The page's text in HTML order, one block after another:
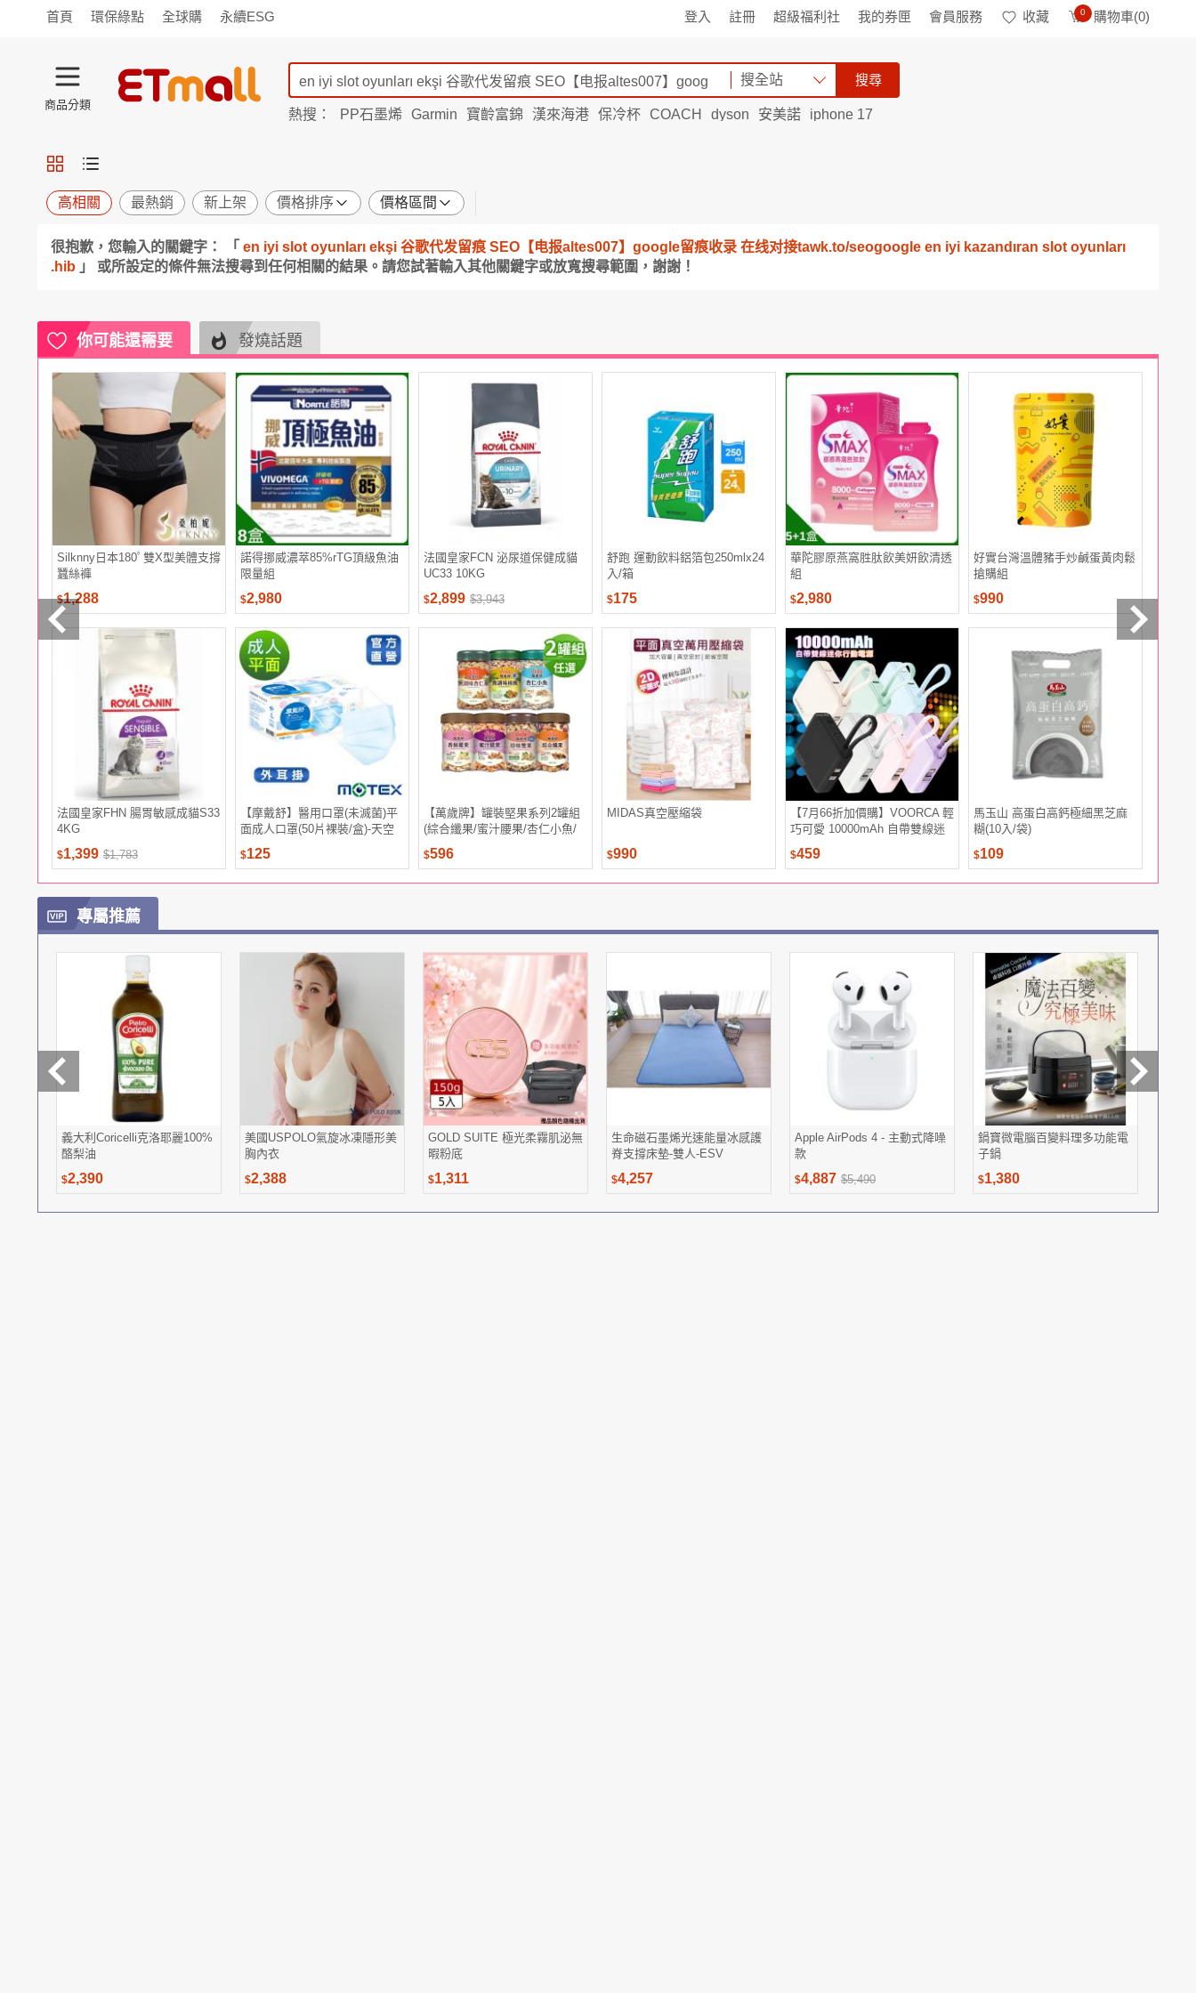
首頁 環保綠點 全球購 永續ESG 登入 註冊 超級福利社 我的券匣 會員服務 收藏 0 購物車(0)
商品分類
旅遊
寵物
保健
用品 機能
窈窕
日用
紙品 清潔
口腔
鍋具
杯瓶 廚衛
休閒
寢具
家具 收納
宗教
Apple
小米 手機平板
穿戴
電視
廚房
電腦
週邊 電玩
耳機
保養
彩妝 美髮 香氛
搜全站 搜尋
熱搜： PP石墨烯 Garmin 寶齡富錦 漢來海港 保冷杯 COACH dyson 安美諾
iphone 17
高相關 最熱銷 新上架 價格排序 價格區間
很抱歉，您輸入的關鍵字： 「 en iyi slot oyunları ekşi 谷歌代发留痕 SEO【电报altes007】google留痕收录 在线对接tawk.to/seogoogle en iyi kazandıran slot oyunları
.hib 」 或所設定的條件無法搜尋到任何相關的結果。請您試著輸入其他關鍵字或放寬搜尋範圍，謝謝！
你可能還需要 發燒話題
Silknny日本180ﾟ雙X型美體支撐
蠶絲褲
$1,288
諾得挪威濃萃85%rTG頂級魚油
限量組
$2,980
法國皇家FCN 泌尿道保健成貓
UC33 10KG
$2,899 $3,943
舒跑 運動飲料鋁箔包250mlx24
入/箱
$175
華陀膠原燕窩胜肽飲美妍飲清透
組
$2,980
好實台灣溫體豬手炒鹹蛋黃肉鬆
搶購組
$990
法國皇家FHN 腸胃敏感成貓S33
4KG
$1,399 $1,783
【摩戴舒】醫用口罩(未滅菌)平
面成人口罩(50片裸裝/盒)-天空
藍
$125
【萬歲牌】罐裝堅果系列2罐組
(綜合纖果/蜜汁腰果/杏仁小魚/
香酥腰果/無調味核桃/珍味雙果/
無調味杏仁果)
$596
MIDAS真空壓縮袋
$990
【7月66折加價購】VOORCA 輕
巧可愛 10000mAh 自帶雙線迷
你行動電源
$459
馬玉山 高蛋白高鈣極細黑芝麻
糊(10入/袋)
$109
$2,199
專屬推薦
義大利Coricelli克洛耶麗100%
酪梨油
$2,390
美國USPOLO氣旋冰凍隱形美
胸內衣
$2,388
GOLD SUITE 極光柔霧肌泌無
暇粉底
$1,311
生命磁石墨烯光速能量冰感護
脊支撐床墊-雙人-ESV
$4,257
Apple AirPods 4 - 主動式降噪
款
$4,887 $5,490
鍋寶微電腦百變料理多功能電
子鍋
$1,380